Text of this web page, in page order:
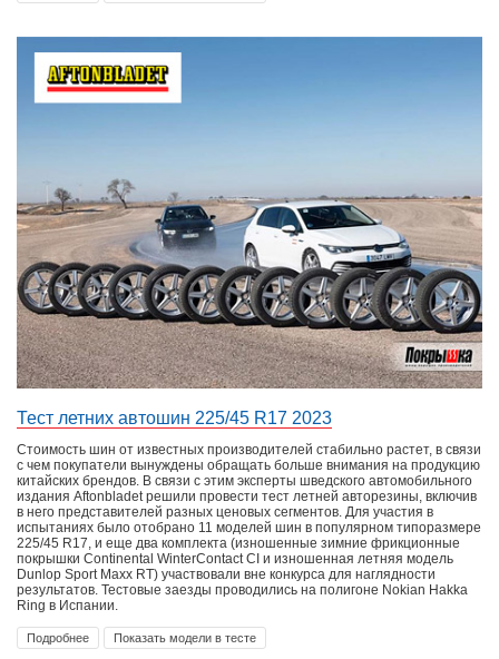
Тест летних автошин 225/45 R17 2023
Стоимость шин от известных производителей стабильно растет, в связи
с чем покупатели вынуждены обращать больше внимания на продукцию
китайских брендов. В связи с этим эксперты шведского автомобильного
издания Aftonbladet решили провести тест летней авторезины, включив
в него представителей разных ценовых сегментов. Для участия в
испытаниях было отобрано 11 моделей шин в популярном типоразмере
225/45 R17, и еще два комплекта (изношенные зимние фрикционные
покрышки Continental WinterContact CI и изношенная летняя модель
Dunlop Sport Maxx RT) участвовали вне конкурса для наглядности
результатов. Тестовые заезды проводились на полигоне Nokian Hakka
Ring в Испании.
Подробнее Показать модели в тесте